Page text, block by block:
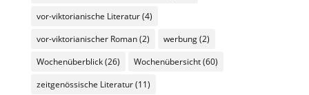
vor-viktorianische Literatur(4)
vor-viktorianischer Roman(2) werbung(2)
Wochenüberblick(26) Wochenübersicht(60)
zeitgenössische Literatur(11)